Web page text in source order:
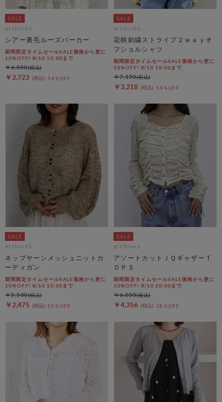
archives
シアー裏毛ルーズパーカー
期間限定タイムセールSALE価格から更に
10%OFF! 8/10 10:00まで
￥2,723 54％OFF
￥6,050
archives
花柄刺繍ストライプ２ｗａｙオ
フショルシャツ
期間限定タイムセールSALE価格から更に
10%OFF! 8/10 10:00まで
￥3,218 54％OFF
￥7,150
archives
ネップヤーンメッシュニットカ
ーディガン
期間限定タイムセールSALE価格から更に
10%OFF! 8/10 10:00まで
￥2,475 55％OFF
￥5,500
archives
アソートカットＪＱギャザーＴ
ＯＰＳ
期間限定タイムセールSALE価格から更に
10%OFF! 8/10 10:00まで
￥4,356 28％OFF
￥6,050